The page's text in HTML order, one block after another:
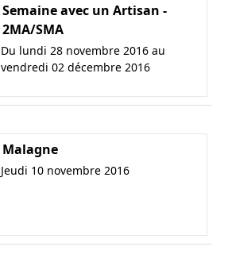
Semaine avec un Artisan -
2MA/SMA
Du lundi 28 novembre 2016 au
vendredi 02 décembre 2016
Malagne
Jeudi 10 novembre 2016